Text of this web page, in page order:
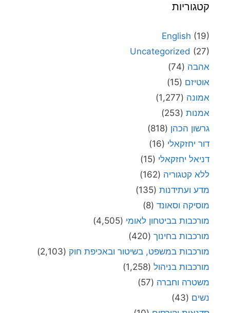
קטגוריות
English (19)
Uncategorized (27)
אהבה (74)
אוטיזם (15)
אמונה (1,277)
אמנות (253)
גרשון הכהן (818)
דור יחזקאלי (16)
דניאל יחזקאלי (15)
ללא קטגוריה (162)
מדע ועתידנות (135)
מוסיקה וסאונד (8)
מורכבות בביטחון לאומי (4,505)
מורכבות בחינוך (420)
מורכבות במשפט, בשיטור ובאכיפת חוק (2,103)
מורכבות בניהול (1,258)
משטרה וחברה (57)
נשים (43)